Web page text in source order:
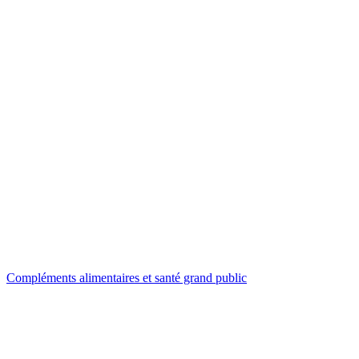
Compléments alimentaires et santé grand public